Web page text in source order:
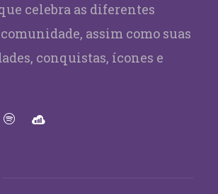
celebra as diferentes
assim como suas
conquistas, ícones e